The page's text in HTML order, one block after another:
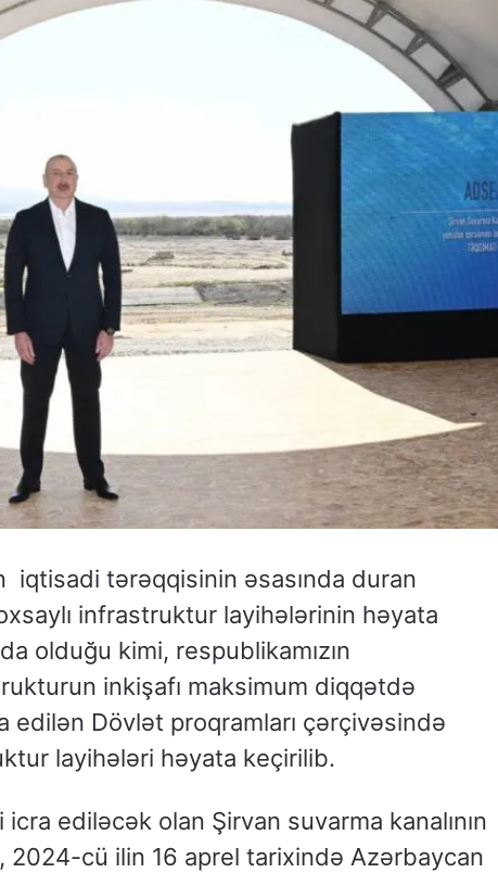
iqtisadi tərəqqisinin əsasında duran
infrastruktur layihələrinin həyata
olduğu kimi, respublikamızın
inkişafı maksimum diqqətdə
edilən Dövlət proqramları çərçivəsində
layihələri həyata keçirilib.
ediləcək olan Şirvan suvarma kanalının
2024-cü ilin 16 aprel tarixində Azərbaycan